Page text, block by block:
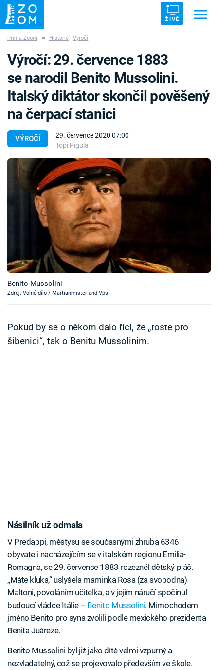
ŽIVĚ
ZÁHADY VETŘELCI DÁVNOVĚKU
Témata
Témata
Pořady
TV Program
Časopis
Sledujte prima+
Přihlášení
Prima Zoom ■ Historie Výročí
VÝROČÍ
29. července 2020 07:00
Topi Pigula
Výročí: 29. července 1883
se narodil Benito Mussolini.
Italský diktátor skončil pověšený
na čerpací stanici
Benito Mussolini
Zdroj: Volné dílo / Martianmister and Vps
Pokud by se o někom dalo říci, že „roste pro
šibenici“, tak o Benitu Mussolinim.
Násilník už odmala
V Predappi, městysu se současnými zhruba 6346
obyvateli nacházejícím se v italském regionu Emilia-
Romagna, se 29. července 1883 rozezněl dětský pláč.
„Máte kluka,“ uslyšela maminka Rosa (za svobodna)
Maltoni, povoláním učitelka, a v jejím náručí spočinul
budoucí vládce Itálie – Benito Mussolini. Mimochodem
jméno Benito pro syna zvolili podle mexického prezidenta
Benita Juáreze.
Benito Mussolini byl již jako dítě velmi vzpurný a
nezvladatelný, což se projevovalo především ve škole.